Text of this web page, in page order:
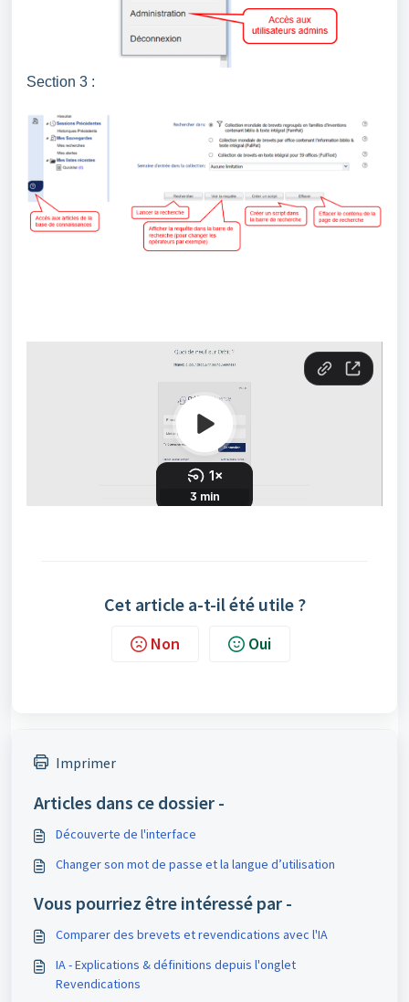
Section 3 :
Cet article a-t-il été utile ?
Non Oui
Imprimer
Articles dans ce dossier -
Découverte de l'interface
Changer son mot de passe et la langue d’utilisation
Vous pourriez être intéressé par -
Comparer des brevets et revendications avec l'IA
IA - Explications & définitions depuis l'onglet
Revendications